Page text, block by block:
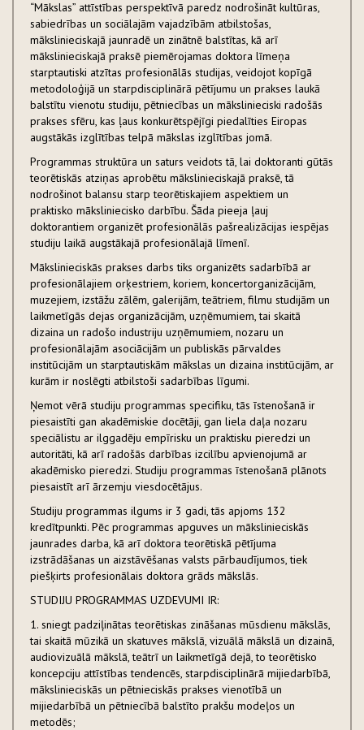
“Mākslas” attīstības perspektīvā paredz nodrošināt kultūras,
sabiedrības un sociālajām vajadzībām atbilstošas,
mākslinieciskajā jaunradē un zinātnē balstītas, kā arī
mākslinieciskajā praksē piemērojamas doktora līmeņa
starptautiski atzītas profesionālās studijas, veidojot kopīgā
metodoloģijā un starpdisciplinārā pētījumu un prakses laukā
balstītu vienotu studiju, pētniecības un mākslinieciski radošās
prakses sfēru, kas ļaus konkurētspējīgi piedalīties Eiropas
augstākās izglītības telpā mākslas izglītības jomā.
Programmas struktūra un saturs veidots tā, lai doktoranti gūtās
teorētiskās atziņas aprobētu mākslinieciskajā praksē, tā
nodrošinot balansu starp teorētiskajiem aspektiem un
praktisko māksliniecisko darbību. Šāda pieeja ļauj
doktorantiem organizēt profesionālās pašrealizācijas iespējas
studiju laikā augstākajā profesionālajā līmenī.
Mākslinieciskās prakses darbs tiks organizēts sadarbībā ar
profesionālajiem orķestriem, koriem, koncertorganizācijām,
muzejiem, izstāžu zālēm, galerijām, teātriem, filmu studijām un
laikmetīgās dejas organizācijām, uzņēmumiem, tai skaitā
dizaina un radošo industriju uzņēmumiem, nozaru un
profesionālajām asociācijām un publiskās pārvaldes
institūcijām un starptautiskām mākslas un dizaina institūcijām, ar
kurām ir noslēgti atbilstoši sadarbības līgumi.
Ņemot vērā studiju programmas specifiku, tās īstenošanā ir
piesaistīti gan akadēmiskie docētāji, gan liela daļa nozaru
speciālistu ar ilggadēju empīrisku un praktisku pieredzi un
autoritāti, kā arī radošās darbības izcilību apvienojumā ar
akadēmisko pieredzi. Studiju programmas īstenošanā plānots
piesaistīt arī ārzemju viesdocētājus.
Studiju programmas ilgums ir 3 gadi, tās apjoms 132
kredītpunkti. Pēc programmas apguves un mākslinieciskās
jaunrades darba, kā arī doktora teorētiskā pētījuma
izstrādāšanas un aizstāvēšanas valsts pārbaudījumos, tiek
piešķirts profesionālais doktora grāds mākslās.
STUDIJU PROGRAMMAS UZDEVUMI IR:
1. sniegt padziļinātas teorētiskas zināšanas mūsdienu mākslās,
tai skaitā mūzikā un skatuves mākslā, vizuālā mākslā un dizainā,
audiovizuālā mākslā, teātrī un laikmetīgā dejā, to teorētisko
koncepciju attīstības tendencēs, starpdisciplinārā mijiedarbībā,
mākslinieciskās un pētnieciskās prakses vienotībā un
mijiedarbībā un pētniecībā balstīto prakšu modeļos un
metodēs;